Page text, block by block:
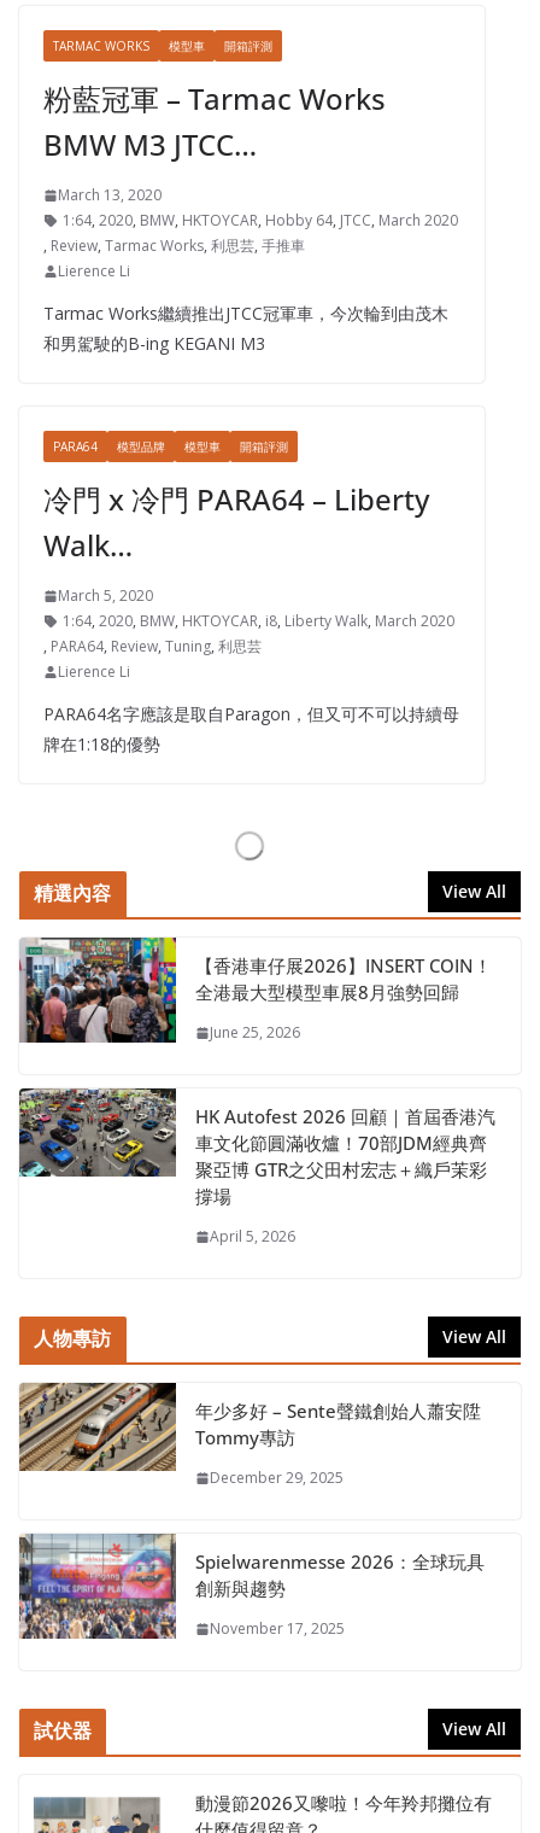
TARMAC WORKS 模型車 開箱評測
粉藍冠軍 – Tarmac Works
BMW M3 JTCC…
March 13, 2020
1:64, 2020, BMW, HKTOYCAR, Hobby 64, JTCC, March 2020
, Review, Tarmac Works, 利思芸, 手推車
Lierence Li
Tarmac Works繼續推出JTCC冠軍車，今次輪到由茂木
和男駕駛的B-ing KEGANI M3
PARA64 模型品牌 模型車 開箱評測
冷門 x 冷門 PARA64 – Liberty
Walk…
March 5, 2020
1:64, 2020, BMW, HKTOYCAR, i8, Liberty Walk, March 2020
, PARA64, Review, Tuning, 利思芸
Lierence Li
PARA64名字應該是取自Paragon，但又可不可以持續母
牌在1:18的優勢
精選內容 View All
【香港車仔展2026】INSERT COIN！
全港最大型模型車展8月強勢回歸
June 25, 2026
HK Autofest 2026 回顧｜首屆香港汽
車文化節圓滿收爐！70部JDM經典齊
聚亞博 GTR之父田村宏志＋織戶茉彩
撐場
April 5, 2026
人物專訪 View All
年少多好 – Sente聲鐵創始人蕭安陞
Tommy專訪
December 29, 2025
Spielwarenmesse 2026：全球玩具
創新與趨勢
November 17, 2025
試伏器 View All
動漫節2026又嚟啦！今年羚邦攤位有